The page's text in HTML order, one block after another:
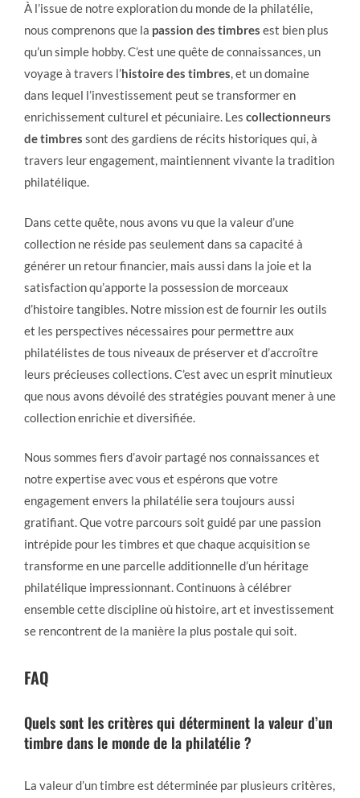
À l’issue de notre exploration du monde de la philatélie,
nous comprenons que la passion des timbres est bien plus
qu’un simple hobby. C’est une quête de connaissances, un
voyage à travers l’histoire des timbres, et un domaine
dans lequel l’investissement peut se transformer en
enrichissement culturel et pécuniaire. Les collectionneurs
de timbres sont des gardiens de récits historiques qui, à
travers leur engagement, maintiennent vivante la tradition
philatélique.
Dans cette quête, nous avons vu que la valeur d’une
collection ne réside pas seulement dans sa capacité à
générer un retour financier, mais aussi dans la joie et la
satisfaction qu’apporte la possession de morceaux
d’histoire tangibles. Notre mission est de fournir les outils
et les perspectives nécessaires pour permettre aux
philatélistes de tous niveaux de préserver et d’accroître
leurs précieuses collections. C’est avec un esprit minutieux
que nous avons dévoilé des stratégies pouvant mener à une
collection enrichie et diversifiée.
Nous sommes fiers d’avoir partagé nos connaissances et
notre expertise avec vous et espérons que votre
engagement envers la philatélie sera toujours aussi
gratifiant. Que votre parcours soit guidé par une passion
intrépide pour les timbres et que chaque acquisition se
transforme en une parcelle additionnelle d’un héritage
philatélique impressionnant. Continuons à célébrer
ensemble cette discipline où histoire, art et investissement
se rencontrent de la manière la plus postale qui soit.
FAQ
Quels sont les critères qui déterminent la valeur d’un
timbre dans le monde de la philatélie ?
La valeur d’un timbre est déterminée par plusieurs critères,